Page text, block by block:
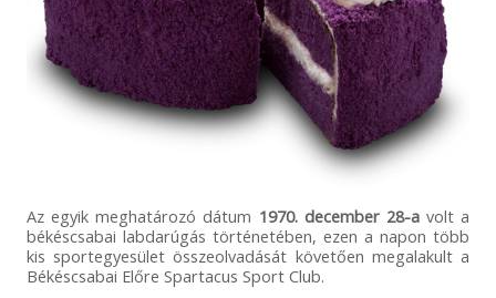
Az egyik meghatározó dátum 1970. december 28-avolt a
békéscsabai labdarúgás történetében, ezen a napon több
kis sportegyesület összeolvadását követően megalakult a
Békéscsabai Előre Spartacus Sport Club.